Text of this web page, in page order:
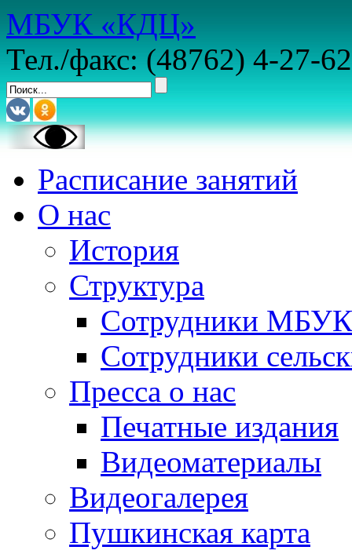
МБУК «КДЦ»
Тел./факс: (48762) 4-27-62
Расписание занятий
О нас
История
Структура
Сотрудники
Сотрудники
Пресса о нас
Печатные издания
Видеоматериалы
Видеогалерея
Пушкинская карта